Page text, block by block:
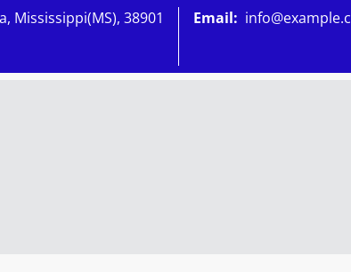
Mississippi(MS), 38901 Email: